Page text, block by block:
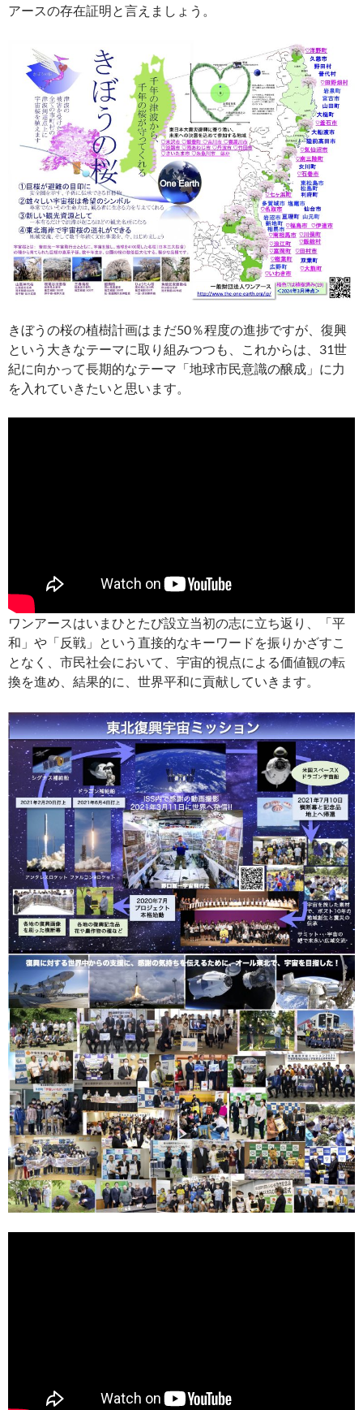
アースの存在証明と言えましょう。
きぼうの桜の植樹計画はまだ50％程度の進捗ですが、復興
という大きなテーマに取り組みつつも、これからは、31世
紀に向かって長期的なテーマ「地球市民意識の醸成」に力
を入れていきたいと思います。
ワンアースはいまひとたび設立当初の志に立ち返り、「平
和」や「反戦」という直接的なキーワードを振りかざすこ
となく、市民社会において、宇宙的視点による価値観の転
換を進め、結果的に、世界平和に貢献していきます。